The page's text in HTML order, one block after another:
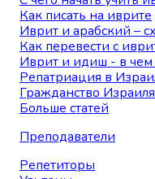
Как писать на иврите
Иврит и арабский –
Как перевести с
Иврит и идиш - в чем
Репатриация в
Гражданство
Больше статей
Преподаватели
Репетиторы